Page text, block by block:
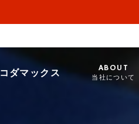
コダマックス
ABOUT
当社について